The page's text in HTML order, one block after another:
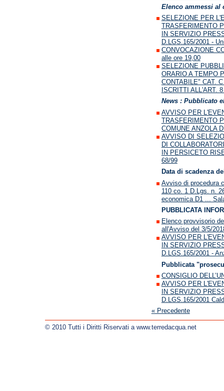
Elenco ammessi al
SELEZIONE PER
TRASFERIMENTO
IN SERVIZIO
D.LGS.165/2001 -
CONVOCAZIONE
alle ore 19,00
SELEZIONE
ORARIO A TEMPO
CONTABILE" CAT.
ISCRITTI ALL'ART.
News : Pubblicato
AVVISO PER
TRASFERIMENTO
COMUNE ANZOLA
AVVISO DI
DI
IN PERSICETO
68/99
Data di scadenza
Avviso di procedura
110 co. 1 D.Lgs. n.
economica D1 ...
PUBBLICATA
Elenco provvisorio
all'Avviso del 3/5/
AVVISO PER
IN SERVIZIO
D.LGS.165/2001 -
Pubblicata
CONSIGLIO
AVVISO PER
IN SERVIZIO
D.LGS.165/2001
« Precedente
© 2010 Tutti i Diritti Riservati a www.terredacqua.net